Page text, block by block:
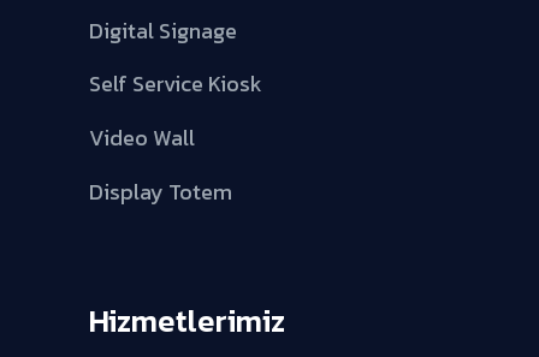
Digital Signage
Self Service Kiosk
Video Wall
Display Totem
Hizmetlerimiz